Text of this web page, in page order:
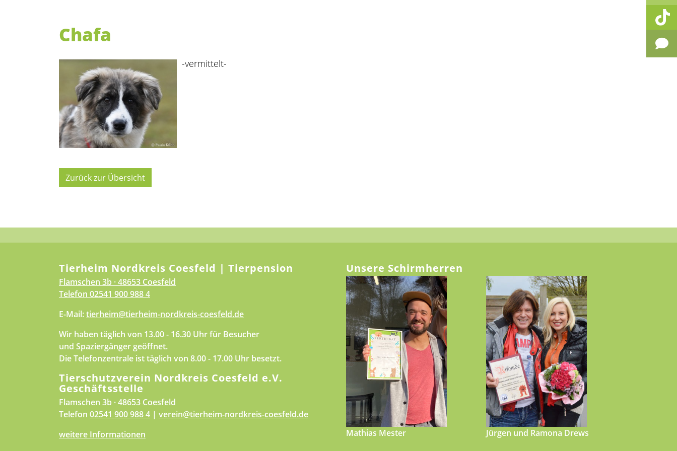
Chafa
-vermittelt-
Zurück zur Übersicht
Tierheim Nordkreis Coesfeld | Tierpension
Flamschen 3b · 48653 Coesfeld
Telefon 02541 900 988 4
E-Mail:tierheim@tierheim-nordkreis-coesfeld.de
Wir haben täglich von 13.00 - 16.30 Uhr für Besucher
und Spaziergänger geöffnet.
Die Telefonzentrale ist täglich von 8.00 - 17.00 Uhr besetzt.
Tierschutzverein Nordkreis Coesfeld e.V.
Geschäftsstelle
Flamschen 3b · 48653 Coesfeld
Telefon 02541 900 988 4 | verein@tierheim-nordkreis-coesfeld.de
weitere Informationen
Unsere Schirmherren
Mathias Mester Jürgen und Ramona Drews